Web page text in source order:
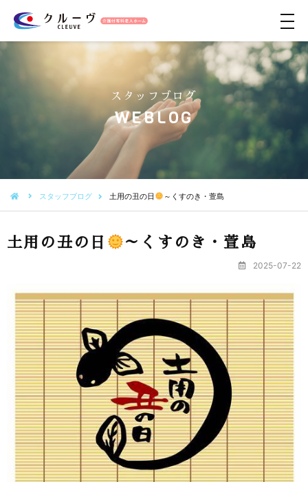
メ
ュ
ー
スタッフブログ
WEBLOG
スタッフブログ 土用の丑の日 ～くすのき・萱島
土用の丑の日 ～くすのき・萱島
2025-07-22